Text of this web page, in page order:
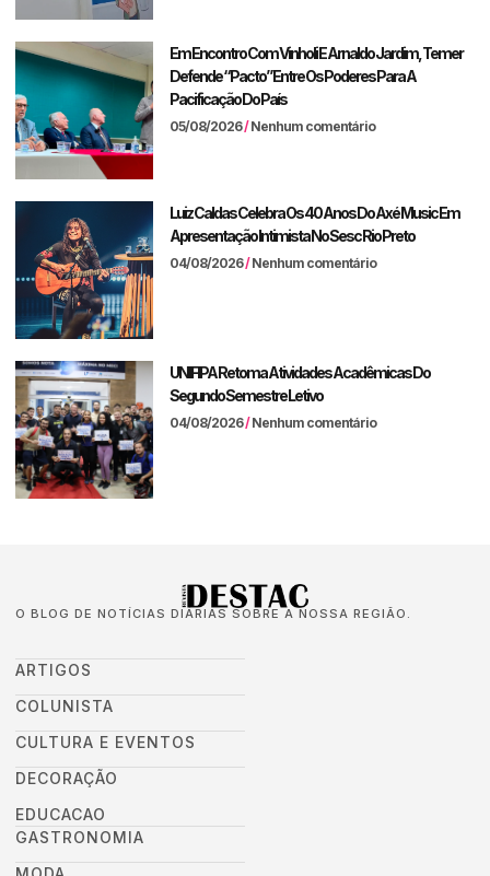
Em Encontro Com Vinholi E Arnaldo Jardim, Temer
Defende “pacto” Entre Os Poderes Para A
Pacificação Do País
05/08/2026 Nenhum comentário
Luiz Caldas Celebra Os 40 Anos Do Axé Music Em
Apresentação Intimista No Sesc Rio Preto
04/08/2026 Nenhum comentário
UNIFIPA Retoma Atividades Acadêmicas Do
Segundo Semestre Letivo
04/08/2026 Nenhum comentário
O BLOG DE NOTÍCIAS DIÁRIAS SOBRE A NOSSA REGIÃO.
ARTIGOS
COLUNISTA
CULTURA E EVENTOS
DECORAÇÃO
EDUCACAO
GASTRONOMIA